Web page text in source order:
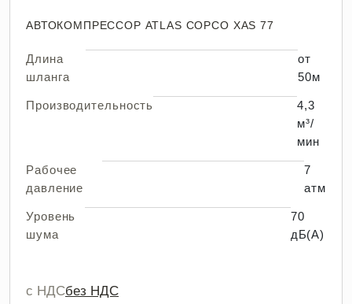
АВТОКОМПРЕССОР ATLAS COPCO XAS 77
Длина
шланга
от
50м
Производительность
4,3
м³/
мин
Рабочее
давление
7
атм
Уровень
шума
70
дБ(А)
с НДСбез НДС